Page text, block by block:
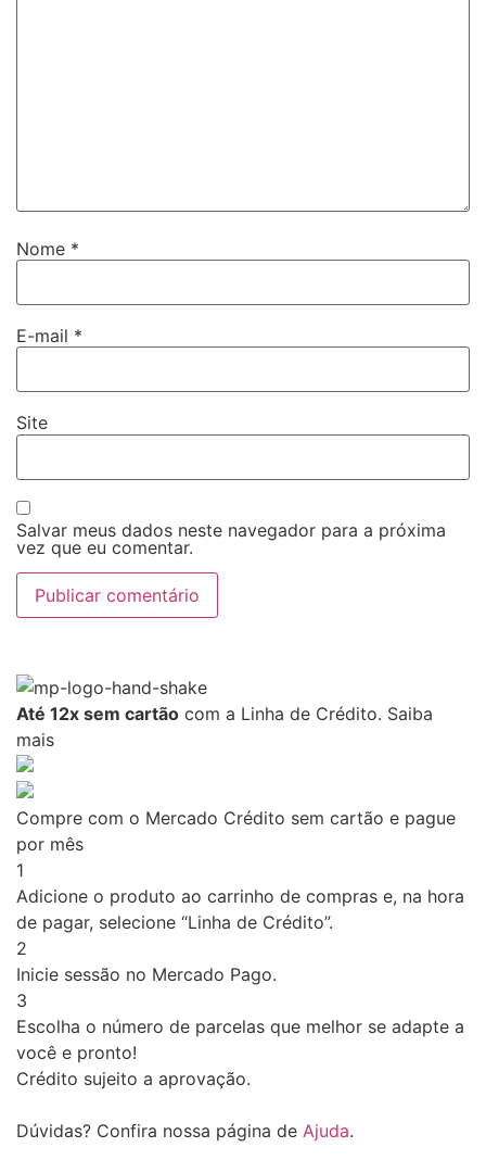
Nome *
E-mail *
Site
Salvar meus dados neste navegador para a próxima
vez que eu comentar.
Até 12x sem cartão com a Linha de Crédito. Saiba
mais
Compre com o Mercado Crédito sem cartão e pague
por mês
1
Adicione o produto ao carrinho de compras e, na hora
de pagar, selecione “Linha de Crédito”.
2
Inicie sessão no Mercado Pago.
3
Escolha o número de parcelas que melhor se adapte a
você e pronto!
Crédito sujeito a aprovação.
Dúvidas? Confira nossa página de Ajuda.